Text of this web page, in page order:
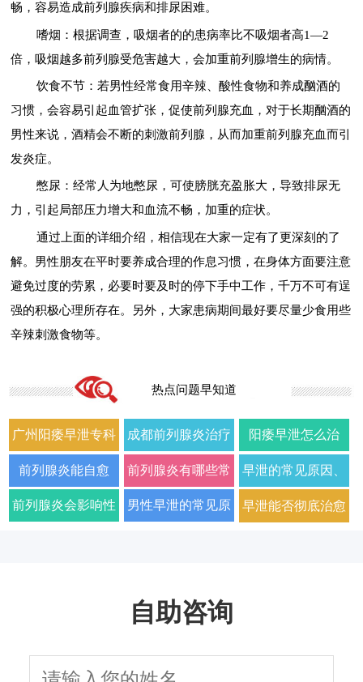
畅，容易造成前列腺疾病和排尿困难。
嗜烟：根据调查，吸烟者的的患病率比不吸烟者高1—2
倍，吸烟越多前列腺受危害越大，会加重前列腺增生的病情。
饮食不节：若男性经常食用辛辣、酸性食物和养成酗酒的
习惯，会容易引起血管扩张，促使前列腺充血，对于长期酗酒的
男性来说，酒精会不断的刺激前列腺，从而加重前列腺充血而引
发炎症。
憋尿：经常人为地憋尿，可使膀胱充盈胀大，导致排尿无
力，引起局部压力增大和血流不畅，加重的症状。
通过上面的详细介绍，相信现在大家一定有了更深刻的了
解。男性朋友在平时要养成合理的作息习惯，在身体方面要注意
避免过度的劳累，必要时要及时的停下手中工作，千万不可有逞
强的积极心理所存在。另外，大家患病期间最好要尽量少食用些
辛辣刺激食物等。
热点问题早知道
广州阳痿早泄专科
门诊哪家好正规男
科医院排名
成都前列腺炎治疗
哪家男科医院好
2026年口碑推荐
阳痿早泄怎么治
疗？2026年男科专
家详解病因与科学
前列腺炎能自愈
吗？2026年科学治
前列腺炎有哪些常
见症状以及如何科
早泄的常见原因、
症状及改善方法全
前列腺炎会影响性 男性早泄的常见原 早泄能否彻底治愈
自助咨询